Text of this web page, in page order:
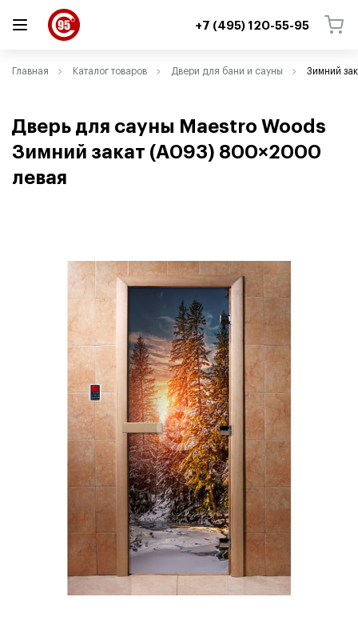
+7 (495) 120-55-95
Главная Каталог товаров Двери для бани и сауны Зимний
Дверь для сауны Maestro Woods
Зимний закат (A093) 800×2000
левая
ВЕРНУТЬСЯ
ВЕРНУТЬСЯ